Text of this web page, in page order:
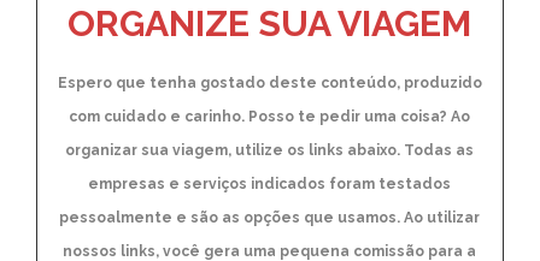
ORGANIZE SUA VIAGEM
Espero que tenha gostado deste conteúdo, produzido
com cuidado e carinho. Posso te pedir uma coisa? Ao
organizar sua viagem, utilize os links abaixo. Todas as
empresas e serviços indicados foram testados
pessoalmente e são as opções que usamos. Ao utilizar
nossos links, você gera uma pequena comissão para a